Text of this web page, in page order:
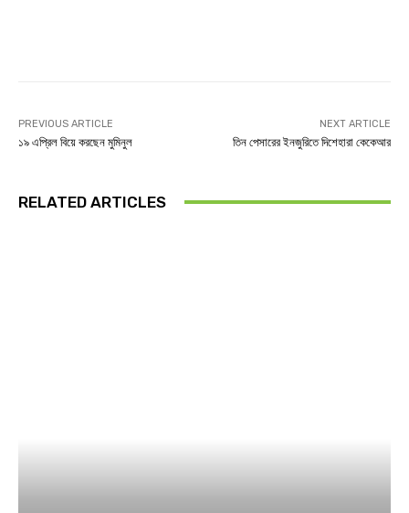
PREVIOUS ARTICLE
১৯ এপ্রিল বিয়ে করছেন মুমিনুল
NEXT ARTICLE
তিন পেসারের ইনজুরিতে দিশেহারা কেকেআর
RELATED ARTICLES